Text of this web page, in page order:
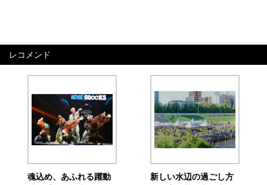
レコメンド
魂込め、あふれる躍動
新しい水辺の過ごし方